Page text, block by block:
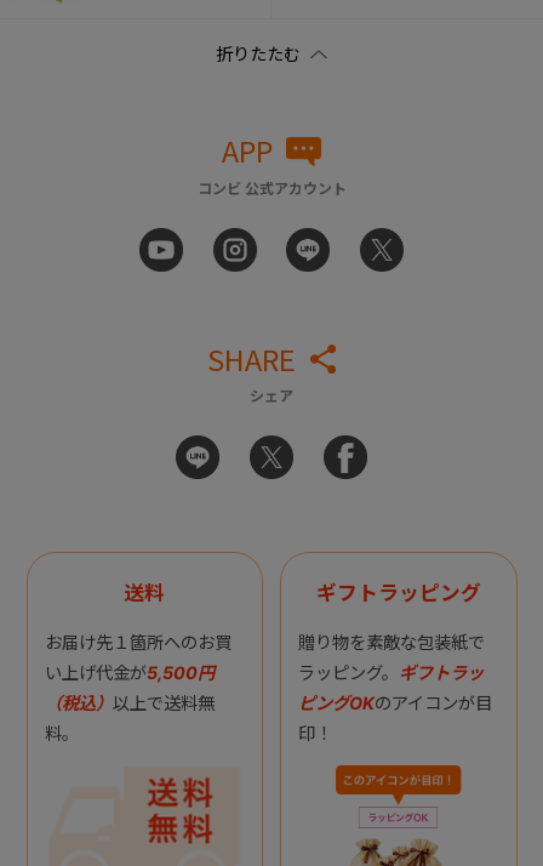
APP
コンビ 公式アカウント
SHARE
シェア
送料
お届け先１箇所へのお買
い上げ代金が5,500円
（税込） 以上で送料無
料。
ギフトラッピング
贈り物を素敵な包装紙で
ラッピング。 ギフトラッ
ピングOKのアイコンが目
印！